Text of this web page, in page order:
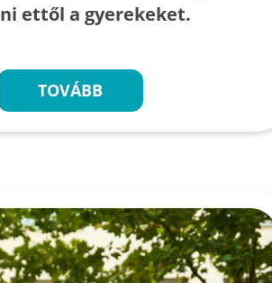
ettől a gyerekeket.
TOVÁBB